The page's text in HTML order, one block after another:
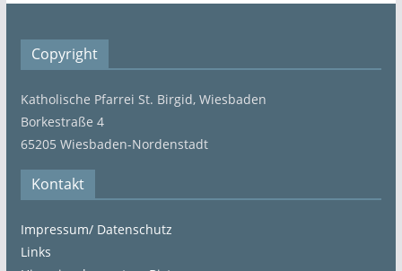
Copyright
Katholische Pfarrei St. Birgid, Wiesbaden
Borkestraße 4
65205 Wiesbaden-Nordenstadt
Kontakt
Impressum/ Datenschutz
Links